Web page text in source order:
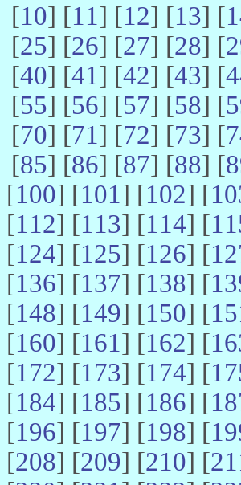
[10] [11] [12] [13] [
[25] [26] [27] [28] [
[40] [41] [42] [43] [
[55] [56] [57] [58] [
[70] [71] [72] [73] [
[85] [86] [87] [88] [
[100] [101] [102] [
[112] [113] [114] [
[124] [125] [126] [
[136] [137] [138] [
[148] [149] [150] [
[160] [161] [162] [
[172] [173] [174] [
[184] [185] [186] [
[196] [197] [198] [
[208] [209] [210] [